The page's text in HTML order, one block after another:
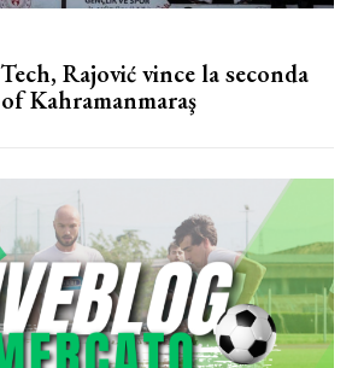
Rajović vince la seconda
Kahramanmaraş